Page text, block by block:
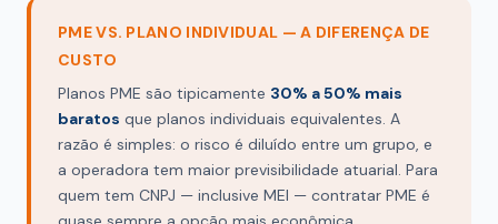
PME VS. PLANO INDIVIDUAL — A DIFERENÇA DE
CUSTO
Planos PME são tipicamente 30% a 50% mais
baratos que planos individuais equivalentes. A
razão é simples: o risco é diluído entre um grupo, e
a operadora tem maior previsibilidade atuarial. Para
quem tem CNPJ — inclusive MEI — contratar PME é